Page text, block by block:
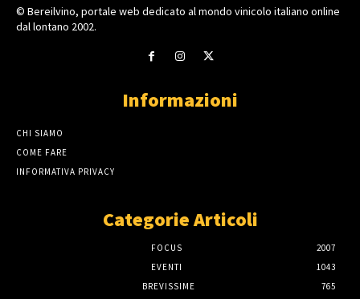
© Bereilvino, portale web dedicato al mondo vinicolo italiano online
dal lontano 2002.
Informazioni
CHI SIAMO
COME FARE
INFORMATIVA PRIVACY
Categorie Articoli
FOCUS
2007
EVENTI
1043
BREVISSIME
765